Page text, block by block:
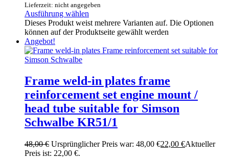
Lieferzeit: nicht angegeben
Ausführung wählen
Dieses Produkt weist mehrere Varianten auf. Die Optionen
können auf der Produktseite gewählt werden
Angebot!
Frame weld-in plates frame
reinforcement set engine mount /
head tube suitable for Simson
Schwalbe KR51/1
48,00€ Ursprünglicher Preis war: 48,00 €22,00 €Aktueller
Preis ist: 22,00 €.